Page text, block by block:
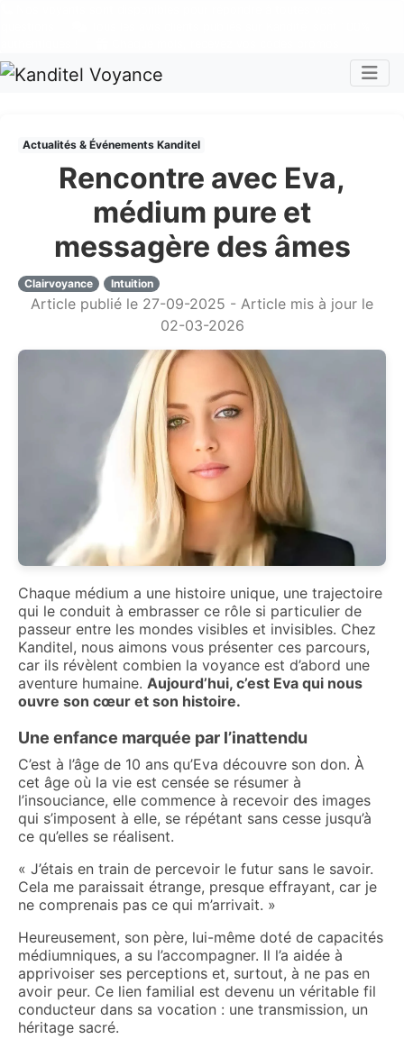
Actualités & Événements Kanditel
Rencontre avec Eva,
médium pure et
messagère des âmes
Clairvoyance Intuition
Article publié le 27-09-2025 - Article mis à jour le
02-03-2026
Chaque médium a une histoire unique, une trajectoire
qui le conduit à embrasser ce rôle si particulier de
passeur entre les mondes visibles et invisibles. Chez
Kanditel, nous aimons vous présenter ces parcours,
car ils révèlent combien la voyance est d’abord une
aventure humaine. Aujourd’hui, c’est Eva qui nous
ouvre son cœur et son histoire.
Une enfance marquée par l’inattendu
C’est à l’âge de 10 ans qu’Eva découvre son don. À
cet âge où la vie est censée se résumer à
l’insouciance, elle commence à recevoir des images
qui s’imposent à elle, se répétant sans cesse jusqu’à
ce qu’elles se réalisent.
« J’étais en train de percevoir le futur sans le savoir.
Cela me paraissait étrange, presque effrayant, car je
ne comprenais pas ce qui m’arrivait. »
Heureusement, son père, lui-même doté de capacités
médiumniques, a su l’accompagner. Il l’a aidée à
apprivoiser ses perceptions et, surtout, à ne pas en
avoir peur. Ce lien familial est devenu un véritable fil
conducteur dans sa vocation : une transmission, un
héritage sacré.